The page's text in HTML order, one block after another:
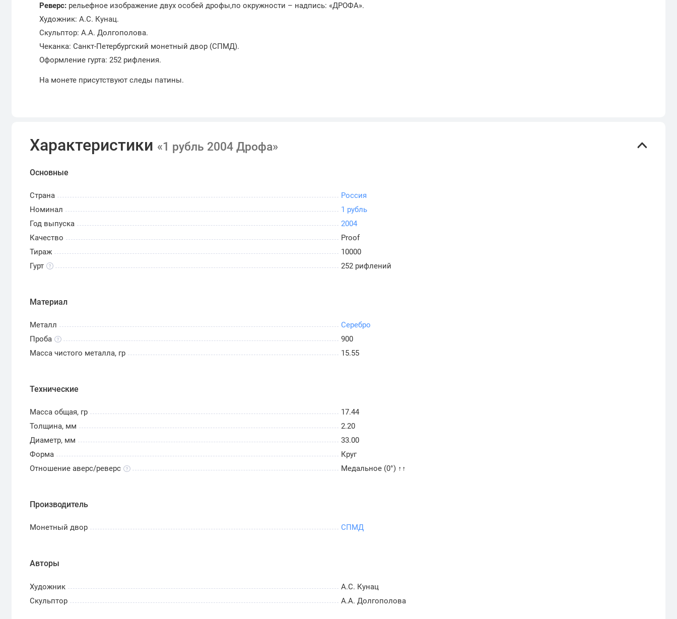
Реверс: рельефное изображение двух особей дрофы,по окружности – надпись: «ДРОФА».
Художник: А.С. Кунац.
Скульптор: А.А. Долгополова.
Чеканка: Санкт-Петербургский монетный двор (СПМД).
Оформление гурта: 252 рифления.
На монете присутствуют следы патины.
Характеристики «1 рубль 2004 Дрофа»
Основные
Страна
Россия
Номинал
1 рубль
Год выпуска
2004
Качество
Proof
Тираж
10000
Гурт
252 рифлений
Материал
Металл
Серебро
Проба
900
Масса чистого металла, гр
15.55
Технические
Масса общая, гр
17.44
Толщина, мм
2.20
Диаметр, мм
33.00
Форма
Круг
Отношение аверс/реверс
Медальное (0°) ↑↑
Производитель
Монетный двор СПМД
Авторы
Художник
А.С. Кунац
Скульптор
А.А. Долгополова